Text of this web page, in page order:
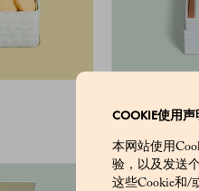
COOKIE使用声
本网站使用
验，以及发送
这些Cookie和/